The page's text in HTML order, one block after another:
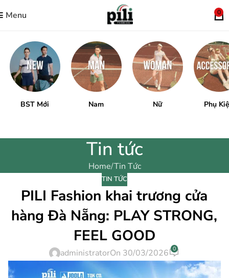
Menu 0
BST Mới Nam Nữ Phụ
Tin tức
Home Tin Tức
TIN TỨC
PILI Fashion khai trương cửa
hàng Đà Nẵng: PLAY STRONG,
FEEL GOOD
administratorOn 30/03/2026 0